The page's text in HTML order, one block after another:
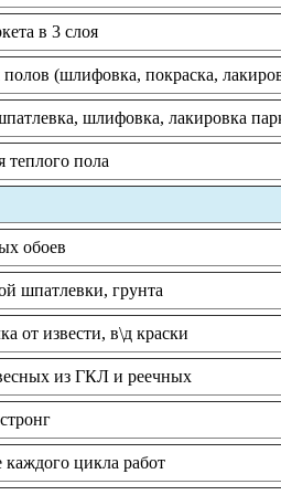
в 3 слоя
(шлифовка, покраска,
шлифовка, лакировка
теплого пола
обоев
шпатлевки, грунта
от извести, в\д краски
из ГКЛ и реечных
каждого цикла работ